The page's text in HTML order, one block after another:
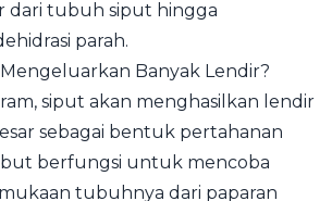
dari tubuh siput hingga
parah.
Banyak Lendir?
siput akan menghasilkan lendir
sebagai bentuk pertahanan
berfungsi untuk mencoba
tubuhnya dari paparan